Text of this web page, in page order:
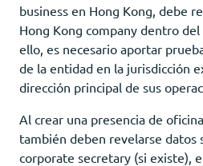
business en Hong Kong, debe
Hong Kong company dentro
ello, es necesario aportar
de la entidad en la jurisdicción
dirección principal de sus
Al crear una presencia de
también deben revelarse datos
corporate secretary (si existe),